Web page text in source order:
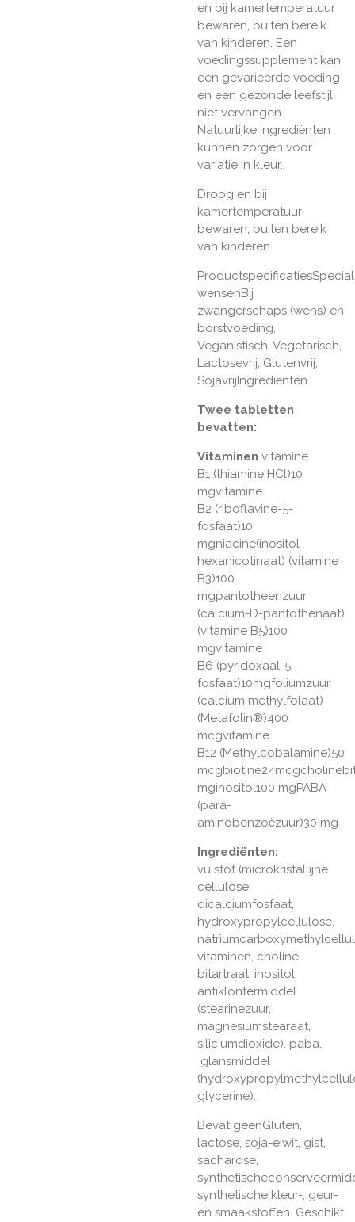
en bij kamertemperatuur
bewaren, buiten bereik
van kinderen. Een
voedingssupplement kan
een gevarieerde voeding
en een gezonde leefstijl
niet vervangen.
Natuurlijke ingrediënten
kunnen zorgen voor
variatie in kleur.
Droog en bij
kamertemperatuur
bewaren, buiten bereik
van kinderen.
wensenBij
zwangerschaps (wens) en
borstvoeding,
Veganistisch, Vegetarisch,
Lactosevrij, Glutenvrij,
SojavrijIngrediënten
Twee tabletten
bevatten:
Vitaminen vitamine
B1 (thiamine HCl)10
mgvitamine
B2 (riboflavine-5-
fosfaat)10
mgniacine(inositol
hexanicotinaat) (vitamine
B3)100
mgpantotheenzuur
(calcium-D-pantothenaat)
(vitamine B5)100
mgvitamine
B6 (pyridoxaal-5-
fosfaat)10mgfoliumzuur
(calcium methylfolaat)
(Metafolin®)400
mcgvitamine
B12 (Methylcobalamine)50
mginositol100 mgPABA
(para-
aminobenzoëzuur)30 mg
Ingrediënten:
vulstof (microkristallijne
cellulose,
dicalciumfosfaat,
hydroxypropylcellulose,
vitaminen, choline
bitartraat, inositol,
antiklontermiddel
(stearinezuur,
magnesiumstearaat,
siliciumdioxide), paba,
glansmiddel
glycerine).
Bevat geenGluten,
lactose, soja-eiwit, gist,
sacharose,
synthetische kleur-, geur-
en smaakstoffen. Geschikt